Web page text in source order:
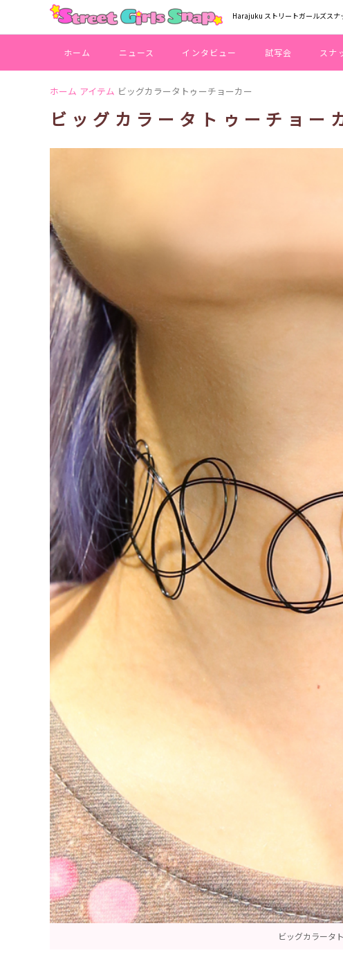
Harajuku ストリートガールズスナ
ホーム ニュース インタビュー 試写会 スナ
ホーム アイテム ビッグカラータトゥーチョーカー
ビッグカラータトゥーチョー
ビッグカラータ